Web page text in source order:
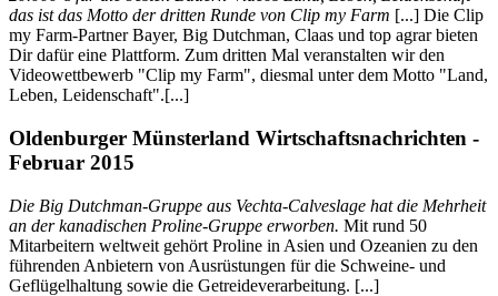
das ist das Motto der dritten Runde von Clip my Farm [...] Die Clip
my Farm-Partner Bayer, Big Dutchman, Claas und top agrar bieten
Dir dafür eine Plattform. Zum dritten Mal veranstalten wir den
Videowettbewerb "Clip my Farm", diesmal unter dem Motto "Land,
Leben, Leidenschaft".[...]
Oldenburger Münsterland Wirtschaftsnachrichten -
Februar 2015
Die Big Dutchman-Gruppe aus Vechta-Calveslage hat die Mehrheit
an der kanadischen Proline-Gruppe erworben. Mit rund 50
Mitarbeitern weltweit gehört Proline in Asien und Ozeanien zu den
führenden Anbietern von Ausrüstungen für die Schweine- und
Geflügelhaltung sowie die Getreideverarbeitung. [...]